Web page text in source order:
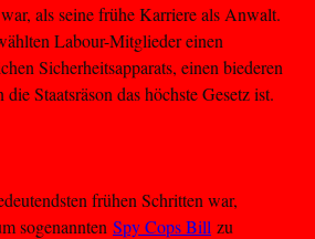
als seine frühe Karriere als Anwalt.
Labour-Mitglieder einen
Sicherheitsapparats, einen biederen
Staatsräson das höchste Gesetz ist.
frühen Schritten war,
sogenannten Spy Cops Bill zu